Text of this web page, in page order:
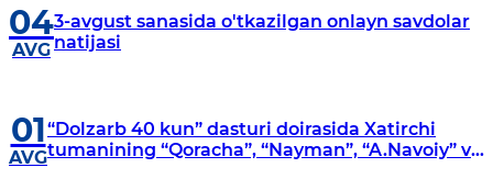
04
AVG
3-avgust sanasida o'tkazilgan onlayn savdolar
natijasi
01
AVG
“Dolzarb 40 kun” dasturi doirasida Xatirchi
tumanining “Qoracha”, “Nayman”, “A.Navoiy” va